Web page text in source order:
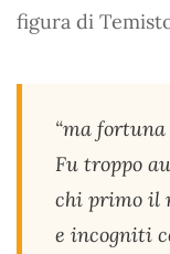
figura di
“ma
Fu troppo
chi primo il
e incogniti